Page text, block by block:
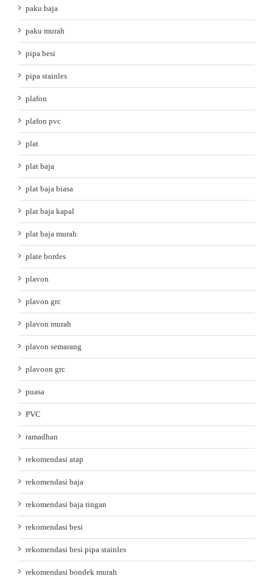
paku baja
paku murah
pipa besi
pipa stainles
plafon
plafon pvc
plat
plat baja
plat baja biasa
plat baja kapal
plat baja murah
plate bordes
plavon
plavon grc
plavon murah
plavon semarang
plavoon grc
puasa
PVC
ramadhan
rekomendasi atap
rekomendasi baja
rekomendasi baja ringan
rekomendasi besi
rekomendasi besi pipa stainles
rekomendasi bondek murah